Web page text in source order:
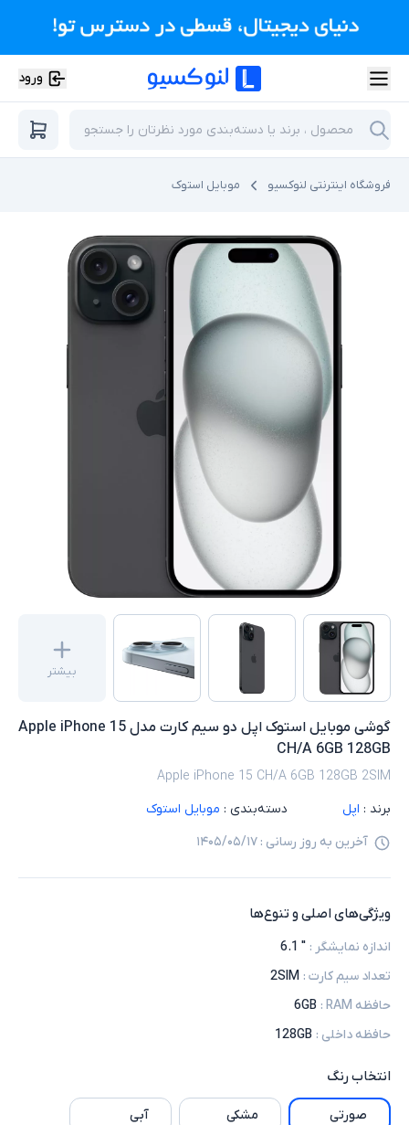
ورود
فروشگاه اینترنتی لنوکسیو موبایل استوک
بیشتر
گوشی موبایل استوک اپل دو سیم کارت مدل Apple iPhone 15
CH/A 6GB 128GB
Apple iPhone 15 CH/A 6GB 128GB 2SIM
برند : اپل دسته‌بندی : موبایل استوک
آخرین به روز رسانی : ۱۴۰۵/۰۵/۱۷
ویژگی‌های اصلی و تنوع‌ها
اندازه نمایشگر :
" 6.1
تعداد سیم کارت :
2SIM
حافظه RAM
:
6GB
حافظه داخلی :
128GB
انتخابرنگ
صورتی مشکی آبی